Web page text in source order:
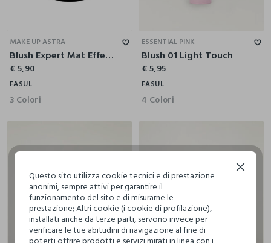
MAKE UP ASTRA
Blush Expert Mat Effect - Astra Make-Up
€ 5,90
FASUL
3 Colori
ESSENTIAL PINK
Blush 01 Light Touch
€ 5,95
FASUL
4 Colori
Questo sito utilizza cookie tecnici e di prestazione
anonimi, sempre attivi per garantire il
funzionamento del sito e di misurarne le
prestazione; Altri cookie (i cookie di profilazione),
installati anche da terze parti, servono invece per
verificare le tue abitudini di navigazione al fine di
Continua senza accettare